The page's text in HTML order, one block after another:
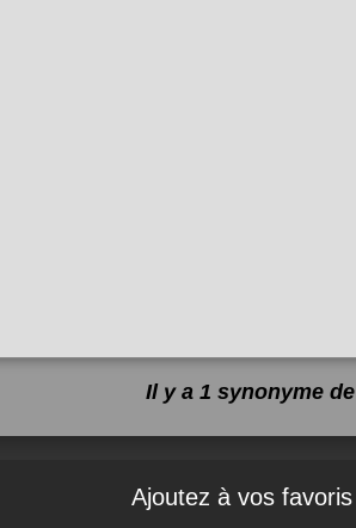
Il y a 1 synonyme de
Ajoutez à vos favoris